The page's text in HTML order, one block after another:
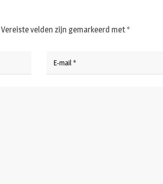
Vereiste velden zijn gemarkeerd met *